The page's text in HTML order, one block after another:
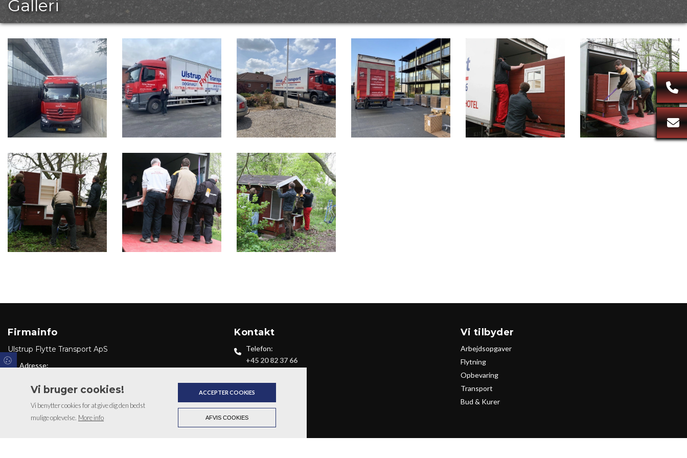
Galleri
Firmainfo
Ulstrup Flytte Transport ApS
Adresse:
Kontakt
Telefon:
+45 20 82 37 66
Vi tilbyder
Arbejdsopgaver
Flytning
Opbevaring
Transport
Bud & Kurer
, CVR 32102735
Vi bruger cookies!
Vi benytter cookies for at give dig den bedst
mulige oplevelse. More info
ACCEPTER COOKIES
AFVIS COOKIES